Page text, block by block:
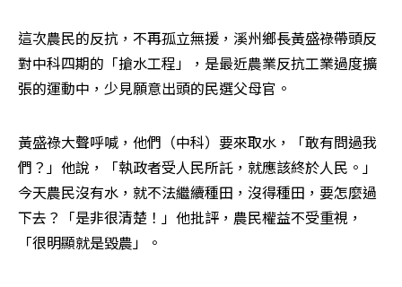
這次農民的反抗，不再孤立無援，溪州鄉長黃盛祿帶頭反
對中科四期的「搶水工程」，是最近農業反抗工業過度擴
張的運動中，少見願意出頭的民選父母官。
黃盛祿大聲呼喊，他們（中科）要來取水，「敢有問過我
們？」他說，「執政者受人民所託，就應該終於人民。」
今天農民沒有水，就不法繼續種田，沒得種田，要怎麼過
下去？「是非很清楚！」他批評，農民權益不受重視，
「很明顯就是毀農」。